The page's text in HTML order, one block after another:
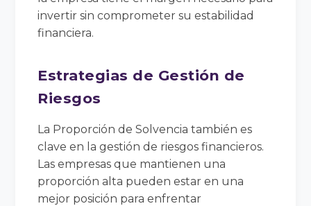
invertir sin comprometer su estabilidad
financiera.
Estrategias de Gestión de
Riesgos
La Proporción de Solvencia también es
clave en la gestión de riesgos financieros.
Las empresas que mantienen una
proporción alta pueden estar en una
mejor posición para enfrentar